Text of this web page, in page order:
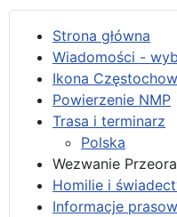
Strona główna
Wiadomości -
Ikona
Powierzenie NMP
Trasa i terminarz
Polska
Wezwanie
Homilie i
Informacje